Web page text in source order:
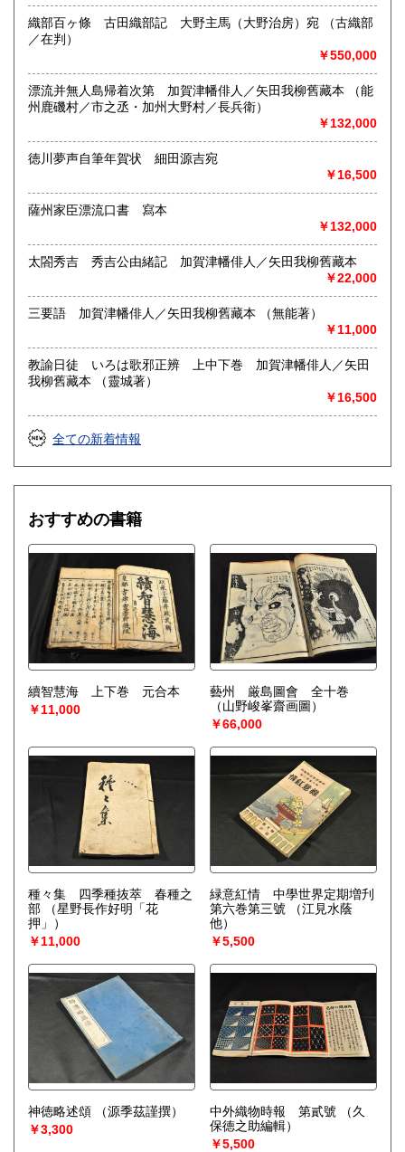
書籍の買取について
御尊家樣デ御用濟ニナリマシタ古本、雜誌ヲ弊店ヘ御賣リ下
籍、雜誌ガ有リマシタラ何種ヲ問ワズ一册デモ結構デス弊店
ヘ御拂下ゲ願ヒマス誠實ヲ旨トシテ必ズ御滿足ノ行ク樣勉強
買受致シマス
哲学宗教、歴史、美術工芸、国語国文、古典籍、近代文献、
キリスト教文献 和本 書画 浮世絵 明治文献 古文書
織部百ヶ條 古田織部記 大野主馬（大野治房）宛 （古織部
／在判）
￥550,000
漂流并無人島帰着次第 加賀津幡俳人／矢田我柳舊藏本 （能
州鹿磯村／市之丞・加州大野村／長兵衛）
￥132,000
徳川夢声自筆年賀状 細田源吉宛
￥16,500
薩州家臣漂流口書 寫本
￥132,000
太閤秀吉 秀吉公由緒記 加賀津幡俳人／矢田我柳舊藏本
￥22,000
三要語 加賀津幡俳人／矢田我柳舊藏本 （無能著）
￥11,000
教諭日徒 いろは歌邪正辨 上中下巻 加賀津幡俳人／矢田
我柳舊藏本 （靈城著）
￥16,500
全ての新着情報
おすすめの書籍
續智慧海 上下巻 元合本
￥11,000
藝州 厳島圖會 全十巻
（山野峻峯齋画圖）
￥66,000
種々集 四季種抜萃 春種之
部
（星野長作好明「花
押」）
￥11,000
緑意紅情 中學世界定期増刋
第六巻第三號
（江見水蔭
他）
￥5,500
神徳略述頌
（源季茲謹撰）
￥3,300
中外織物時報 第貳號
（久
保徳之助編輯）
￥5,500